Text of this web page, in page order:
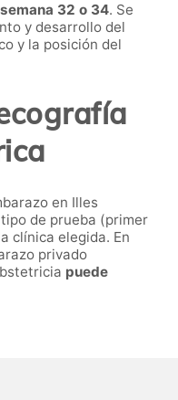
32 o 34. Se
y desarrollo del
y la posición del
en Illes
de prueba (primer
clínica elegida. En
privado
puede